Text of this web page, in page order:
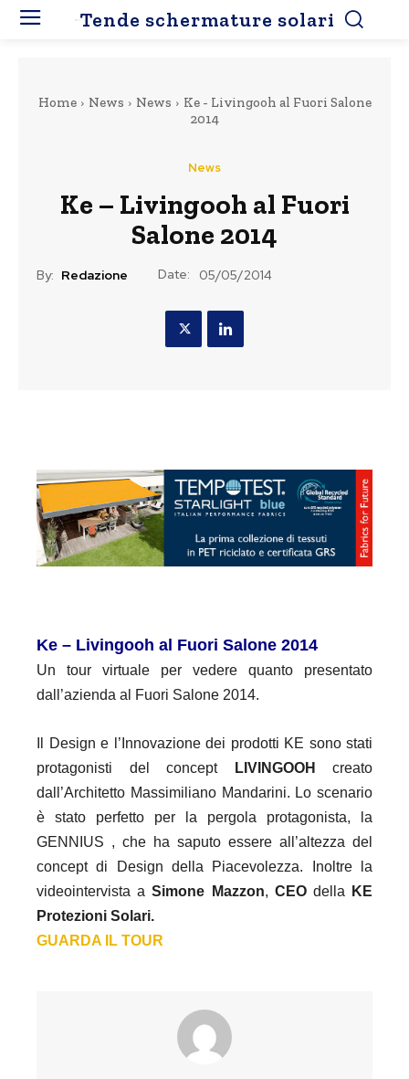
Tende schermature solari
Home News News
Ke - Livingooh al Fuori Salone
2014
News
Ke – Livingooh al Fuori
Salone 2014
By: Redazione Date: 05/05/2014
Ke – Livingooh al Fuori Salone 2014
Un tour virtuale per vedere quanto presentato
dall’azienda al Fuori Salone 2014.
Il Design e l’Innovazione dei prodotti KE sono stati
protagonisti del concept
LIVINGOOH
creato
dall’Architetto Massimiliano Mandarini. Lo scenario
è stato perfetto per la pergola protagonista, la
GENNIUS , che ha saputo essere all’altezza del
concept di Design della Piacevolezza. Inoltre la
videointervista aSimone Mazzon, CEOdella
KE
Protezioni Solari.
GUARDA IL TOUR